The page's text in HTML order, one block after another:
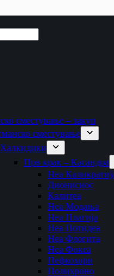
сместување – закуп
сместување
Халкидики
Прв крак – Касандра
Неа
Дионисиос
Калитеа
Неа Модања
Неа Плагија
Неа Потидеа
Неа Флогита
Неа Фокеа
Пефкохори
Полихроно